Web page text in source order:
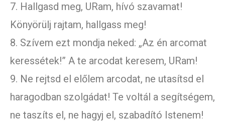
7. Hallgasd meg, URam, hívó szavamat!
Könyörülj rajtam, hallgass meg!
8. Szívem ezt mondja neked: „Az én arcomat
keressétek!” A te arcodat keresem, URam!
9. Ne rejtsd el előlem arcodat, ne utasítsd el
haragodban szolgádat! Te voltál a segítségem,
ne taszíts el, ne hagyj el, szabadító Istenem!